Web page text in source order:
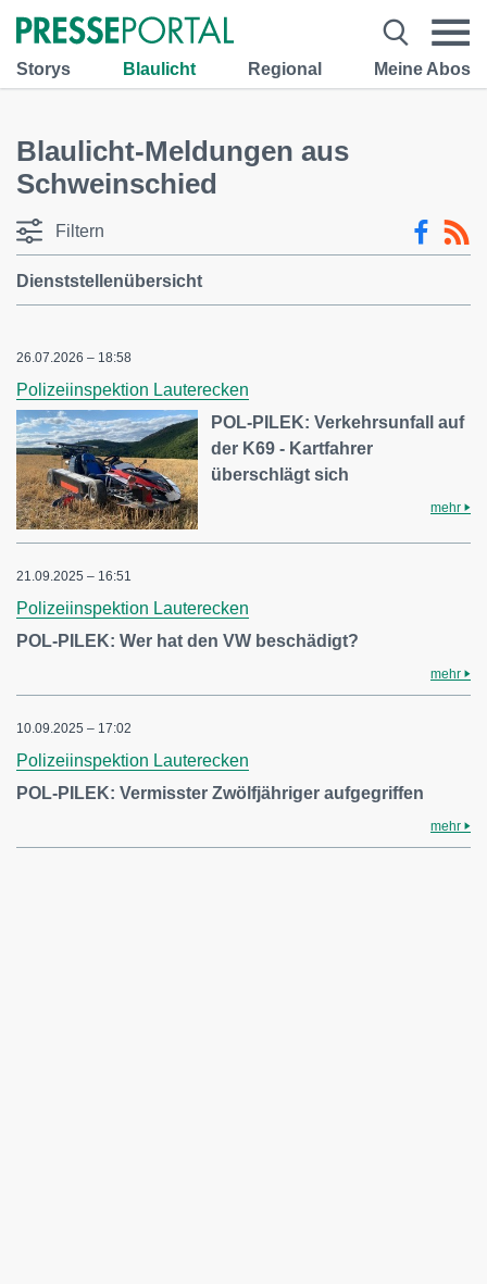
Storys Blaulicht Regional Meine Abos
Blaulicht-Meldungen aus
Schweinschied
Filtern
Dienststellenübersicht
26.07.2026 – 18:58
Polizeiinspektion Lauterecken
POL-PILEK: Verkehrsunfall auf
der K69 - Kartfahrer
überschlägt sich
mehr
21.09.2025 – 16:51
Polizeiinspektion Lauterecken
POL-PILEK: Wer hat den VW beschädigt?
mehr
10.09.2025 – 17:02
Polizeiinspektion Lauterecken
POL-PILEK: Vermisster Zwölfjähriger aufgegriffen
mehr